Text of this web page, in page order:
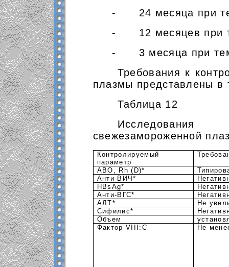
-
24 месяца при
-
12 месяцев при
-
3 месяца при
Требования к
плазмы представлены в
Таблица 12
свежезамороженной
Контролируемый
параметр
ABO, Rh (D)*
Анти-ВИЧ*
HBsAg*
Анти-ВГС*
АЛТ*
Не
Сифилис*
Объем
ФакторVIII:С Не